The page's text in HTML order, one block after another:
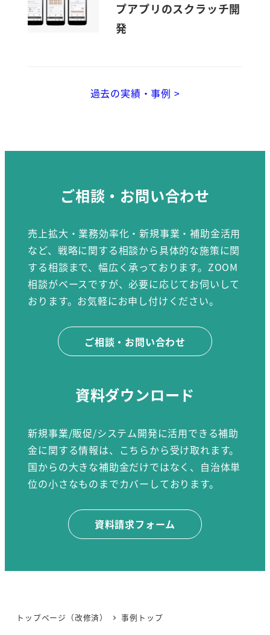
プアプリのスクラッチ開
発
過去の実績・事例 >
ご相談・お問い合わせ
売上拡大・業務効率化・新規事業・補助金活用
など、戦略に関する相談から具体的な施策に関
する相談まで、幅広く承っております。ZOOM
相談がベースですが、必要に応じてお伺いして
おります。お気軽にお申し付けください。
ご相談・お問い合わせ
資料ダウンロード
新規事業/販促/システム開発に活用できる補助
金に関する情報は、こちらから受け取れます。
国からの大きな補助金だけではなく、自治体単
位の小さなものまでカバーしております。
資料請求フォーム
トップページ（改修済） 事例トップ